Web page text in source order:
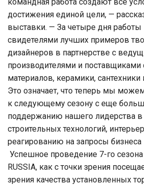
достижения единой цели, —
выставки. — За четыре дня
свидетелями лучших примеров
дизайнеров в партнерстве с
производителями и поставщиками
материалов, керамики, сантехники
Это означает, что теперь мы
к следующему сезону с еще
поддержанию нашего лидерства
строительных технологий,
реагированию на запросы бизнеса
Успешное проведение 7-го
RUSSIA, как с точки зрения
зрения качества установленных